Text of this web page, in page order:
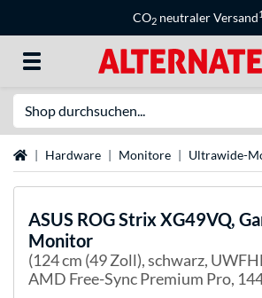
CO2 neutraler Versand1
StartseiteHardware Monitore Ultrawide-
ASUS ROG Strix XG49VQ,
Monitor
(124 cm (49 Zoll), schwarz,
AMD Free-Sync Premium Pro,